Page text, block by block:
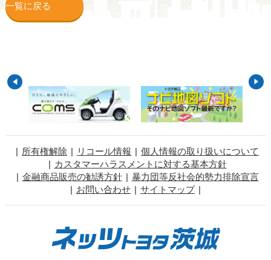
一覧に戻る
所有権解除 リコール情報
個人情報の取り扱いについて
カスタマーハラスメントに対する基本方針
金融商品販売の勧誘方針
暴力団等反社会的勢力排除宣言
お問い合わせ
サイトマップ